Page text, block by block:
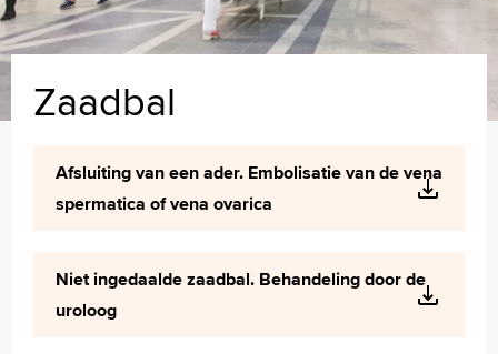
Tekstgrootte A
Zoeken
Zaadbal
Afsluiting van een ader. Embolisatie van de vena
spermatica of vena ovarica
Niet ingedaalde zaadbal. Behandeling door de
uroloog